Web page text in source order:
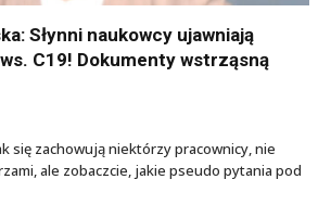
Słynni naukowcy ujawniają
C19! Dokumenty wstrząsną
się zachowują niektórzy pracownicy, nie
ale zobaczcie, jakie pseudo pytania pod